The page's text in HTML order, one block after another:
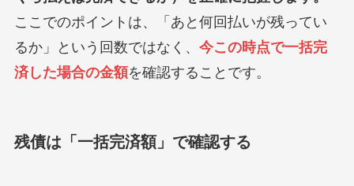
ここでのポイントは、「あと何回払いが残ってい
るか」という回数ではなく、 今この時点で一括完
済した場合の金額を確認することです。
残債は「一括完済額」で確認する